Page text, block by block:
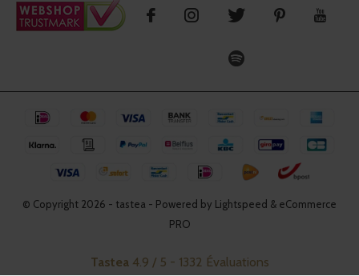
© Copyright 2026 - tastea - Powered by Lightspeed & eCommerce
PRO
Tastea4.9 / 5 - 1332 Évaluations